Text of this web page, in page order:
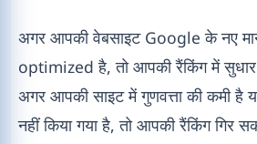
अगर आपकी वेबसाइट Google के नए
optimized है, तो आपकी रैंकिंग में
अगर आपकी साइट में गुणवत्ता की कमी है
नहीं किया गया है, तो आपकी रैंकिंग गिर